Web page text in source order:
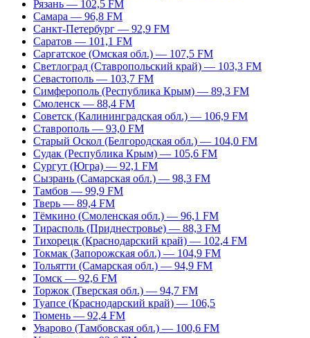
Рязань — 102,5 FM
Самара — 96,8 FM
Санкт-Петербург — 92,9 FM
Саратов — 101,1 FM
Саргатское (Омская обл.) — 107,5 FM
Светлоград (Ставропольский край) — 103,3 FM
Севастополь — 103,7 FM
Симферополь (Республика Крым) — 89,3 FM
Смоленск — 88,4 FM
Советск (Калининградская обл.) — 106,9 FM
Ставрополь — 93,0 FM
Старый Оскол (Белгородская обл.) — 104,0 FM
Судак (Республика Крым) — 105,6 FM
Сургут (Югра) — 92,1 FM
Сызрань (Самарская обл.) — 98,3 FM
Тамбов — 99,9 FM
Тверь — 89,4 FM
Тёмкино (Смоленская обл.) — 96,1 FM
Тирасполь (Приднестровье) — 88,3 FM
Тихорецк (Краснодарский край) — 102,4 FM
Токмак (Запорожская обл.) — 104,9 FM
Тольятти (Самарская обл.) — 94,9 FM
Томск — 92,6 FM
Торжок (Тверская обл.) — 94,7 FM
Туапсе (Краснодарский край) — 106,5
Тюмень — 92,4 FM
Уварово (Тамбовская обл.) — 100,6 FM